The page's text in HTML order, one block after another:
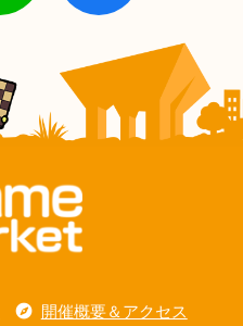
開催概要＆アクセス